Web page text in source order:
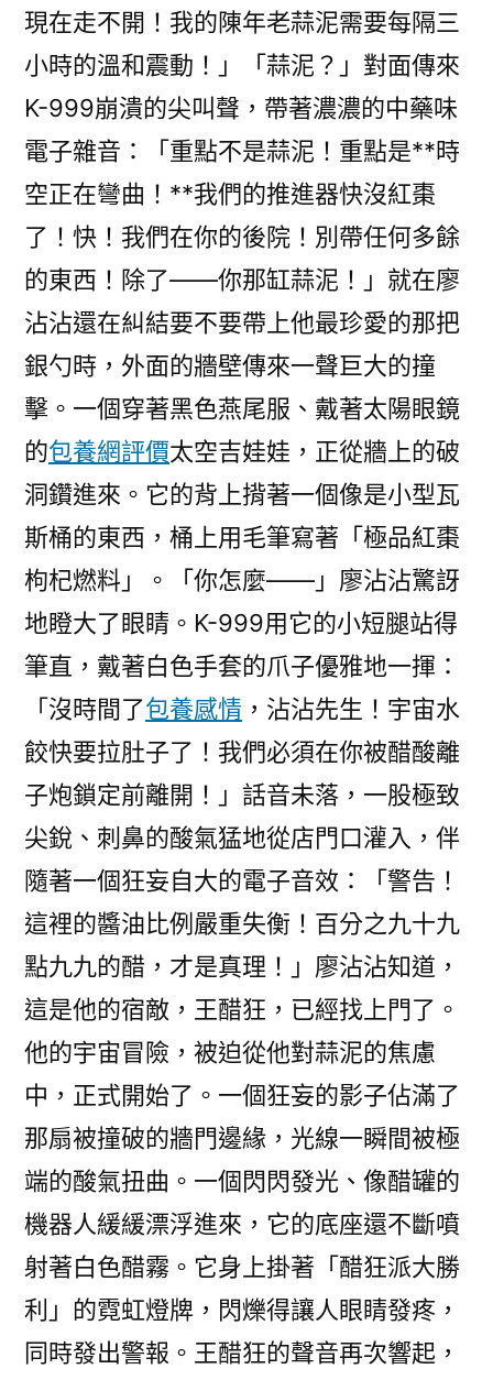
現在走不開！我的陳年老蒜泥需要每隔三
小時的溫和震動！」「蒜泥？」對面傳來
K-999崩潰的尖叫聲，帶著濃濃的中藥味
電子雜音：「重點不是蒜泥！重點是**時
空正在彎曲！**我們的推進器快沒紅棗
了！快！我們在你的後院！別帶任何多餘
的東西！除了——你那缸蒜泥！」就在廖
沾沾還在糾結要不要帶上他最珍愛的那把
銀勺時，外面的牆壁傳來一聲巨大的撞
擊。一個穿著黑色燕尾服、戴著太陽眼鏡
的包養網評價太空吉娃娃，正從牆上的破
洞鑽進來。它的背上揹著一個像是小型瓦
斯桶的東西，桶上用毛筆寫著「極品紅棗
枸杞燃料」。「你怎麼——」廖沾沾驚訝
地瞪大了眼睛。K-999用它的小短腿站得
筆直，戴著白色手套的爪子優雅地一揮：
「沒時間了包養感情 ，沾沾先生！宇宙水
餃快要拉肚子了！我們必須在你被醋酸離
子炮鎖定前離開！」話音未落，一股極致
尖銳、刺鼻的酸氣猛地從店門口灌入，伴
隨著一個狂妄自大的電子音效：「警告！
這裡的醬油比例嚴重失衡！百分之九十九
點九九的醋，才是真理！」廖沾沾知道，
這是他的宿敵，王醋狂，已經找上門了。
他的宇宙冒險，被迫從他對蒜泥的焦慮
中，正式開始了。一個狂妄的影子佔滿了
那扇被撞破的牆門邊緣，光線一瞬間被極
端的酸氣扭曲。一個閃閃發光、像醋罐的
機器人緩緩漂浮進來，它的底座還不斷噴
射著白色醋霧。它身上掛著「醋狂派大勝
利」的霓虹燈牌，閃爍得讓人眼睛發疼，
同時發出警報。王醋狂的聲音再次響起，